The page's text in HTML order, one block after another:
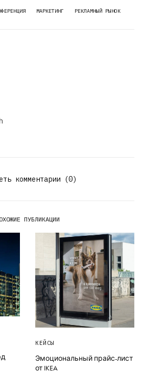
МАРКЕТИНГ РЕКЛАМНЫЙ РЫНОК
комментарии (0)
ПУБЛИКАЦИИ
КЕЙСЫ
Эмоциональный прайс-лист
от IKEA